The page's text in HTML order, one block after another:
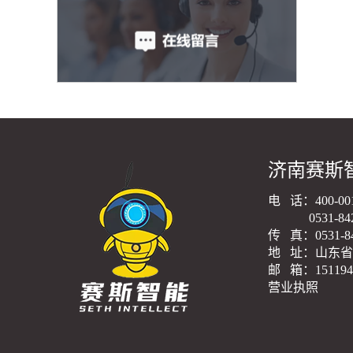
济南赛斯
电 话：400-
0531-
传 真：0531-
地 址：山东省
邮 箱：
营业执照